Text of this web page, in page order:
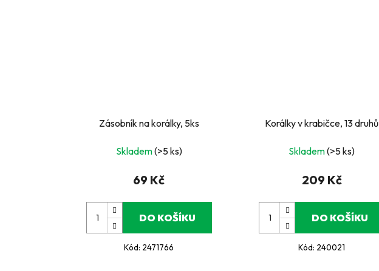
Zásobník na korálky, 5ks
Skladem(>5 ks)
69 Kč
DO KOŠÍKU
Kód: 2471766
Korálky v krabičce, 13 druhů
Skladem(>5 ks)
209 Kč
DO KOŠÍKU
Kód: 240021